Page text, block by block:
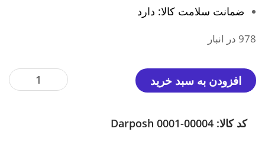
ضمانت سلامت کالا: دارد
978 در انبار
درپوش
افزودن به سبد خرید
کد کالا: Darposh 0001-00004